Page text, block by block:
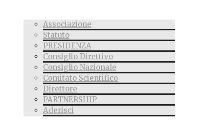
Associazione
Statuto
PRESIDENZA
Consiglio Direttivo
Consiglio Nazionale
Comitato Scientifico
Direttore
PARTNERSHIP
Aderisci